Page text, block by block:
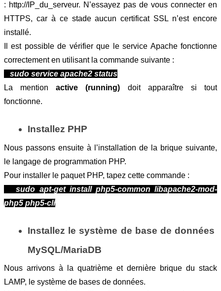
: http://IP_du_serveur. N’essayez pas de vous connecter en
HTTPS, car à ce stade aucun certificat SSL n’est encore
installé.
Il est possible de vérifier que le service Apache fonctionne
correctement en utilisant la commande suivante :
sudo service apache2 status
La mention active (running) doit apparaître si tout
fonctionne.
Installez PHP
Nous passons ensuite à l’installation de la brique suivante,
le langage de programmation PHP.
Pour installer le paquet PHP, tapez cette commande :
sudo apt-get install php5-common libapache2-mod-
php5 php5-cli
Installez le système de base de données
MySQL/MariaDB
Nous arrivons à la quatrième et dernière brique du stack
LAMP, le système de bases de données.